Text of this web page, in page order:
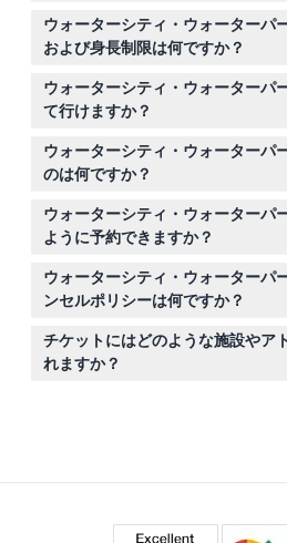
ウォーターシティ・ウォーターパ
午後6時まで営業しており、通常
までですが、天候により変動しま
るので、予約時にご確認ください
ウォーターシティ・ウォーターパ
および身長制限は何ですか？
身長90cm未満の子供は無料で入
滑り台と子供エリアのみ利用可能
140cmの子供は割引料金で、一部
があります。身長140cm以上のゲ
自由に利用できます。
ウォーターシティ・ウォーターパ
て行けますか？
ペットの入場は監督者の事前承認
じて公園側はペット同伴の入場を
す。
ウォーターシティ・ウォーターパ
のは何ですか？
水着、日焼け止め、タオルを持参
セーフティボックスは提供されま
金が使えないため、キャッシュレ
とをお勧めします。購入はすべて
す。
ウォーターシティ・ウォーターパ
ように予約できますか？
このウェブサイト上で簡単にオン
き状況の確認や希望日付の選択も
ウォーターシティ・ウォーターパ
ンセルポリシーは何ですか？
チケットは返金不可でキャンセル
に計画が確定していることをご確
チケットにはどのような施設やア
れますか？
す。